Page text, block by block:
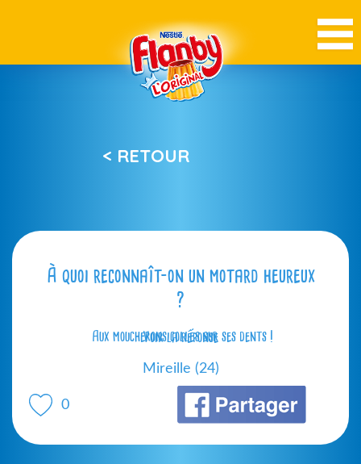
< RETOUR
À quoi reconnaît-on un motard heureux
?
Voir la réponse
Aux moucherons collés sur ses dents !
0
Mireille (24)